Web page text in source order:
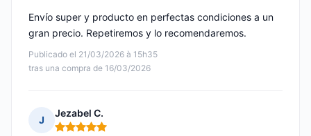
Publicado el 21/03/2026 à 15h35
tras una compra de 16/03/2026
Envío super y producto en perfectas condiciones a un
gran precio. Repetiremos y lo recomendaremos.
J
Jezabel C.
Nota: 5 de 5